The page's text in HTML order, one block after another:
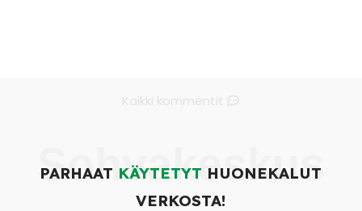
Sohvakeskus
PARHAAT KÄYTETYT HUONEKALUT
VERKOSTA!